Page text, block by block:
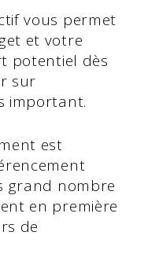
vous permet
et votre
potentiel dès
sur
important.
est
grand nombre
en première
de